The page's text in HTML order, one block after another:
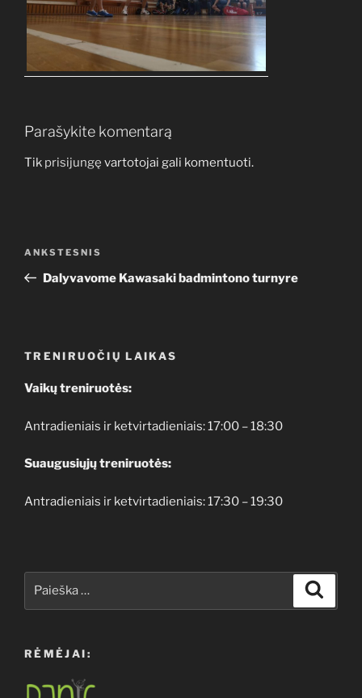
Parašykite komentarą
Tik prisijungę vartotojai gali komentuoti.
įrašų
Ankstesnis
įrašas
ANKSTESNIS
Dalyvavome Kawasaki badmintono turnyre
TRENIRUOČIŲ LAIKAS
Vaikų treniruotės:
Antradieniais ir ketvirtadieniais: 17:00 – 18:30
Suaugusiųjų treniruotės:
Antradieniais ir ketvirtadieniais: 17:30 – 19:30
RĖMĖJAI: